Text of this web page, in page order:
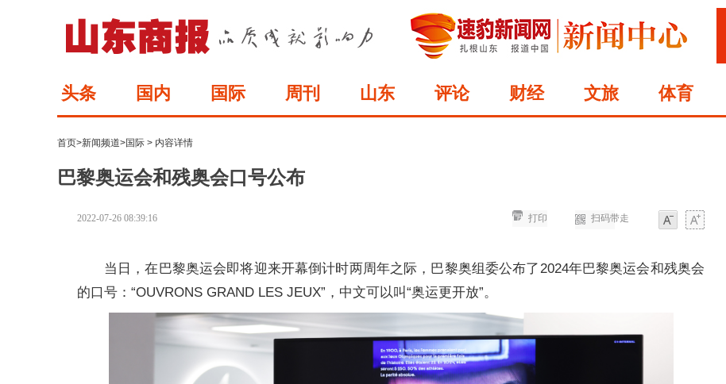
头条 国内 国际 周刊 山东 评论 财经 文旅 体育
首页>新闻频道>国际 > 内容详情
巴黎奥运会和残奥会口号公布
2022-07-26 08:39:16 扫码带走
打印
当日，在巴黎奥运会即将迎来开幕倒计时两周年之际，巴黎奥组委公布了2024年巴黎奥运会和残奥会
的口号：“OUVRONS GRAND LES JEUX”，中文可以叫“奥运更开放”。